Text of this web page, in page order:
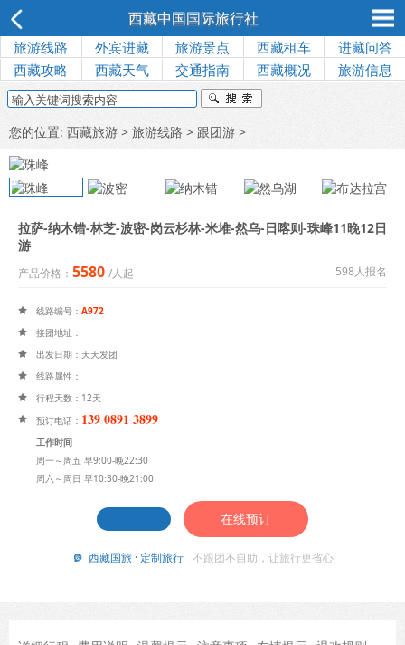
西藏中国国际旅行社
旅游线路 外宾进藏 旅游景点 西藏租车
进藏问答
西藏攻略
西藏天气 交通指南 西藏概况 旅游信息
您的位置: 西藏旅游 > 旅游线路 > 跟团游 >
拉萨-纳木错-林芝-波密-岗云杉林-米堆-然乌-日喀则-珠峰11晚12日
游
产品价格： 5580 /人起 598人报名
 线路编号： A972
 接团地址：
 出发日期：天天发团
 线路属性：
 行程天数：12天
 预订电话： 139 0891 3899
工作时间
周一～周五 早9:00-晚22:30
周六～周日 早10:30-晚21:00
在线预订
 西藏国旅 · 定制旅行 不跟团不自助，让旅行更省心